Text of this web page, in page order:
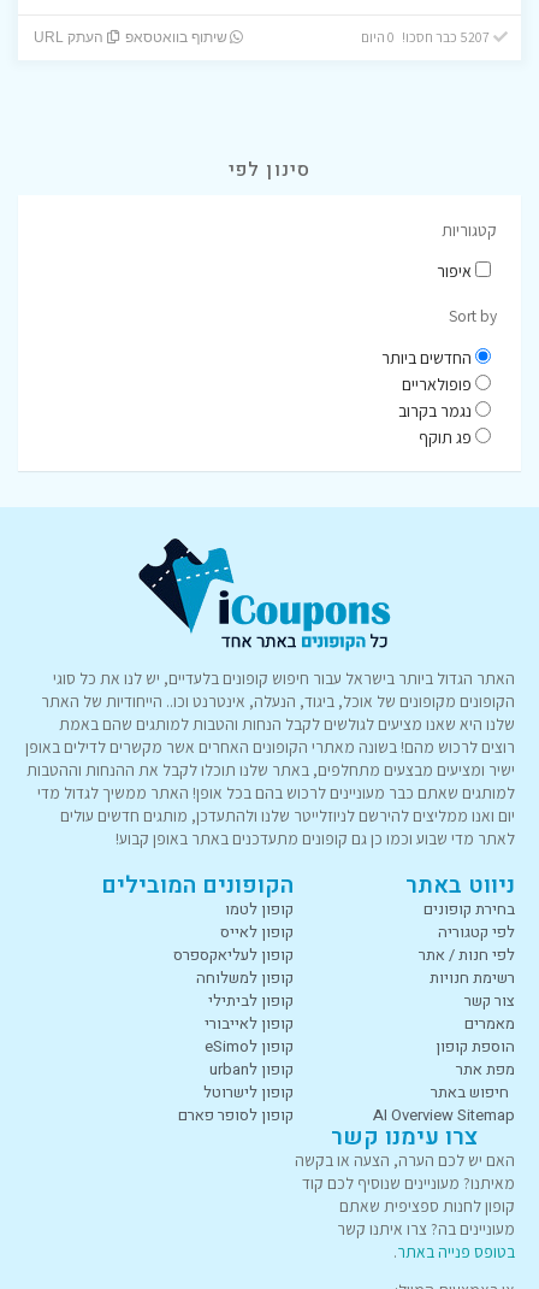
שיתוף בוואטסאפ העתק URL
סינון לפי
קטגוריות
איפור
Sort by
החדשים ביותר
פופולאריים
נגמר בקרוב
פג תוקף
האתר הגדול ביותר בישראל עבור חיפוש קופונים בלעדיים, יש לנו את כל סוגי
הקופונים מקופונים של אוכל, ביגוד, הנעלה, אינטרנט וכו.. הייחודיות של האתר
שלנו היא שאנו מציעים לגולשים לקבל הנחות והטבות למותגים שהם באמת
רוצים לרכוש מהם! בשונה מאתרי הקופונים האחרים אשר מקשרים לדילים באופן
ישיר ומציעים מבצעים מתחלפים, באתר שלנו תוכלו לקבל את ההנחות וההטבות
למותגים שאתם כבר מעוניינים לרכוש בהם בכל אופן! האתר ממשיך לגדול מדי
יום ואנו ממליצים להירשם לניוזלייטר שלנו ולהתעדכן, מותגים חדשים עולים
לאתר מדי שבוע וכמו כן גם קופונים מתעדכנים באתר באופן קבוע!
ניווט באתר
בחירת קופונים
לפי קטגוריה
לפי חנות / אתר
רשימת חנויות
צור קשר
מאמרים
הוספת קופון
מפת אתר
חיפוש באתר
AI Overview Sitemap
הקופונים המובילים
קופון לטמו
קופון לאייס
קופון לעליאקספרס
קופון למשלוחה
קופון לביתילי
קופון לאייבורי
קופון לeSimo
קופון לurban
קופון לישרוטל
קופון לסופר פארם
צרו עימנו קשר
האם יש לכם הערה, הצעה או בקשה
מאיתנו? מעוניינים שנוסיף לכם קוד
קופון לחנות ספציפית שאתם
מעוניינים בה? צרו איתנו קשר
בטופס פנייה באתר.